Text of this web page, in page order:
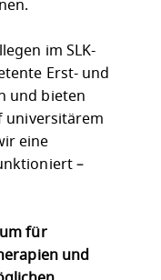
im SLK-
Erst- und
und bieten
universitärem
eine
–
für
und